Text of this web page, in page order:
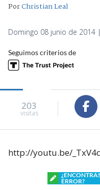
PorChristian Leal
Domingo 08 junio de 2014
Seguimos criterios de
203
visitas
http://youtu.be/
ERROR?